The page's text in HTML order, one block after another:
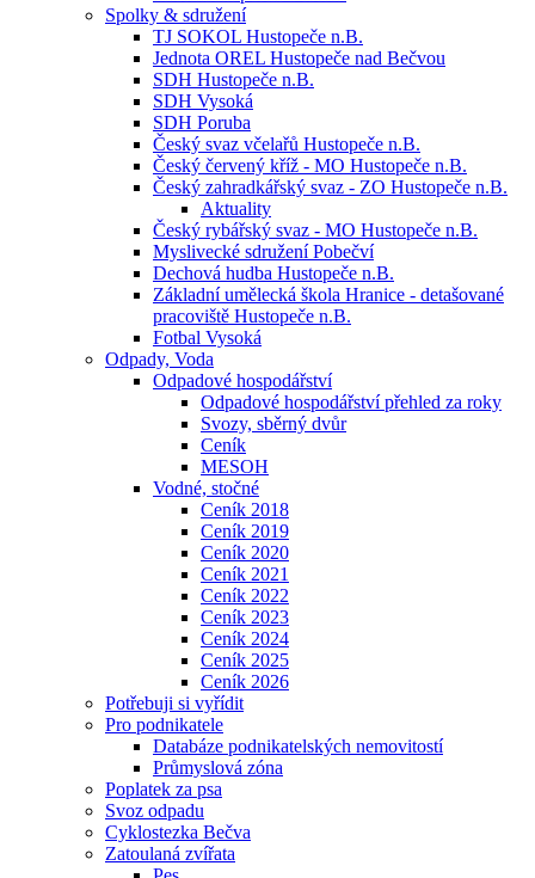
Spolky & sdružení
TJ SOKOL Hustopeče n.B.
Jednota OREL Hustopeče nad Bečvou
SDH Hustopeče n.B.
SDH Vysoká
SDH Poruba
Český svaz včelařů Hustopeče n.B.
Český červený kříž - MO Hustopeče n.B.
Český zahradkářský svaz - ZO Hustopeče n.B.
Aktuality
Český rybářský svaz - MO Hustopeče n.B.
Myslivecké sdružení Pobečví
Dechová hudba Hustopeče n.B.
Základní umělecká škola Hranice - detašované
pracoviště Hustopeče n.B.
Fotbal Vysoká
Odpady, Voda
Odpadové hospodářství
Odpadové hospodářství přehled za roky
Svozy, sběrný dvůr
Ceník
MESOH
Vodné, stočné
Ceník 2018
Ceník 2019
Ceník 2020
Ceník 2021
Ceník 2022
Ceník 2023
Ceník 2024
Ceník 2025
Ceník 2026
Potřebuji si vyřídit
Pro podnikatele
Databáze podnikatelských nemovitostí
Průmyslová zóna
Poplatek za psa
Svoz odpadu
Cyklostezka Bečva
Zatoulaná zvířata